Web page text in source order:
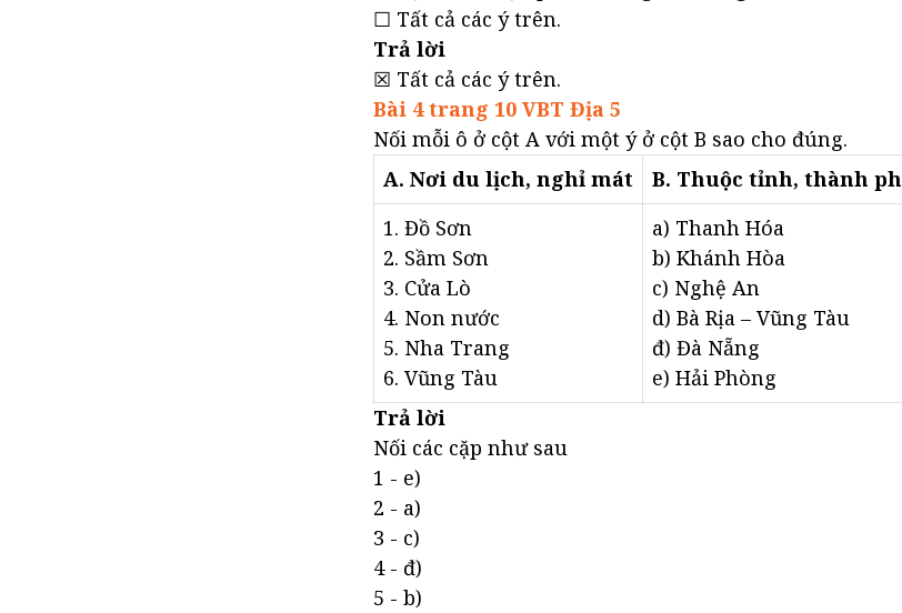
☐ Tất cả các ý trên.
Trả lời
☒ Tất cả các ý trên.
Bài 4 trang 10 VBT Địa 5
Nối mỗi ô ở cột A với một ý ở cột B sao cho đúng.
A. Nơi du lịch, nghỉ mát
B. Thuộc tỉnh, thành
1. Đồ Sơn
2. Sầm Sơn
3. Cửa Lò
4. Non nước
5. Nha Trang
6. Vũng Tàu
a) Thanh Hóa
b) Khánh Hòa
c) Nghệ An
d) Bà Rịa – Vũng Tàu
đ) Đà Nẵng
e) Hải Phòng
Trả lời
Nối các cặp như sau
1 - e)
2 - a)
3 - c)
4 - đ)
5 - b)